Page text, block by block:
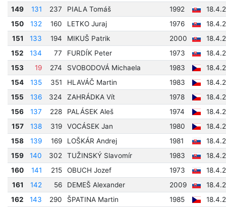
149
131 237 PIALA Tomáš 1992
150
132 160 LETKO Juraj 1976
151
133 194 MIKUŠ Patrik 2000
152
134 77 FURDÍK Peter 1973
153
19 274 SVOBODOVÁ Michaela 1983
154
135 351 HLAVÁČ Martin 1983
155
136 324 ZAHRÁDKA Vít 1978
156
137 228 PALÁSEK Aleš 1974
157
138 319 VOCÁSEK Jan 1980
158
139 169 LOŠKÁR Andrej 1981
159
140 302 TUŽINSKÝ Slavomír 1983
160
141 215 OBUCH Jozef 1973
161
142 56 DEMEŠ Alexander 2009
162
143 290 ŠPATINA Martin 1985